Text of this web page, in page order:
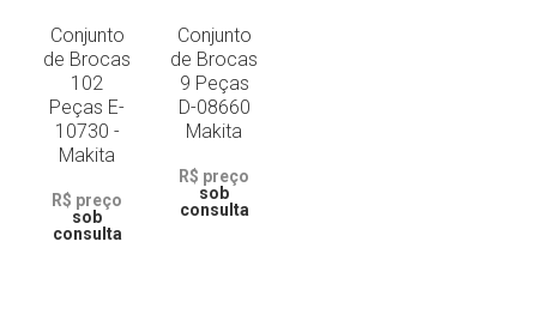
Conjunto
de Brocas
102
Peças E-
10730 -
Makita
R$ preço
sob
consulta
Conjunto
de Brocas
9 Peças
D-08660
Makita
R$ preço
sob
consulta